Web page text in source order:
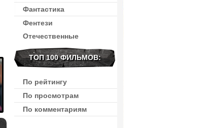
Фантастика
Фентези
Отечественные
ТОП 100 ФИЛЬМОВ:
По рейтингу
По просмотрам
По комментариям